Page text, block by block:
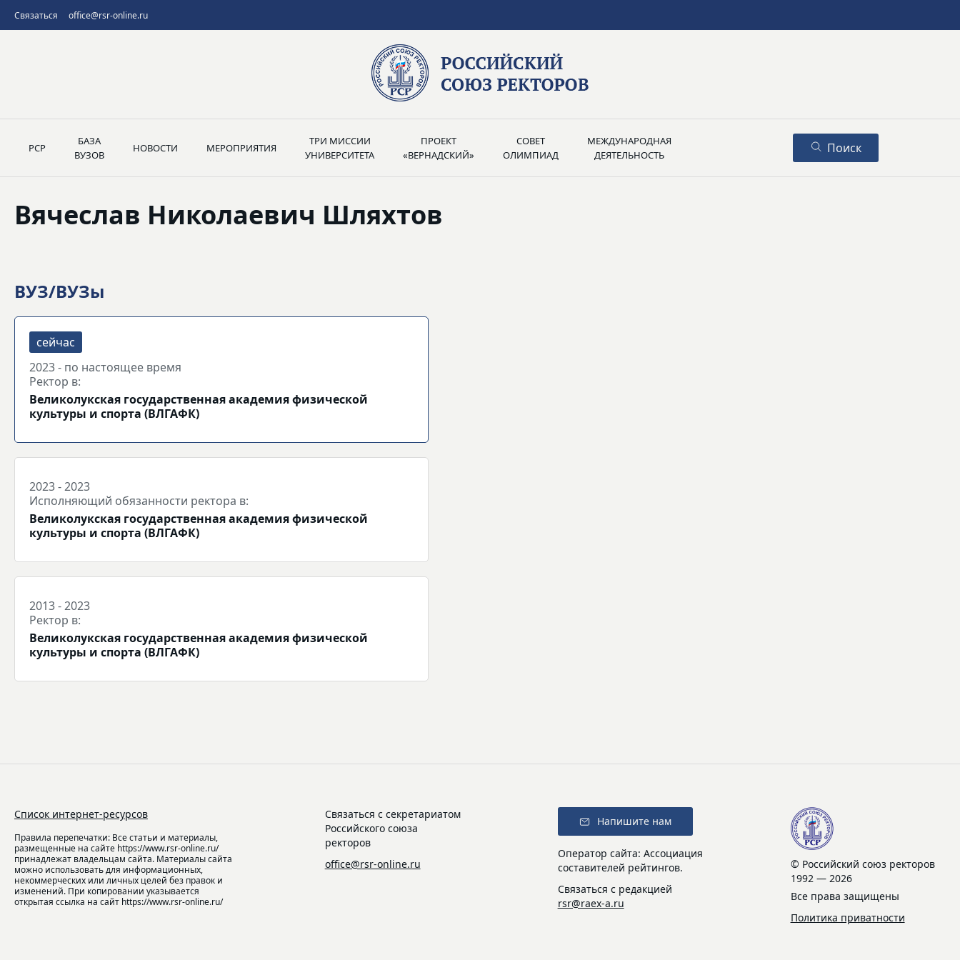
Связаться office@rsr-online.ru
РСР
БАЗА
ВУЗОВ
НОВОСТИ МЕРОПРИЯТИЯ
ТРИ МИССИИ
УНИВЕРСИТЕТА
ПРОЕКТ
«ВЕРНАДСКИЙ»
СОВЕТ
ОЛИМПИАД
МЕЖДУНАРОДНАЯ
ДЕЯТЕЛЬНОСТЬ
Поиск
Вячеслав Николаевич Шляхтов
ВУЗ/ВУЗы
2023 - по настоящее время
Ректор в:
Великолукская государственная академия физической
культуры и спорта (ВЛГАФК)
2023 - 2023
Исполняющий обязанности ректора в:
Великолукская государственная академия физической
культуры и спорта (ВЛГАФК)
2013 - 2023
Ректор в:
Великолукская государственная академия физической
культуры и спорта (ВЛГАФК)
Список интернет-ресурсов
Правила перепечатки: Все статьи и материалы,
размещенные на сайте https://www.rsr-online.ru/
принадлежат владельцам сайта. Материалы сайта
можно использовать для информационных,
некоммерческих или личных целей без правок и
изменений. При копировании указывается
открытая ссылка на сайт https://www.rsr-online.ru/
Связаться с секретариатом
Российского союза
ректоров
office@rsr-online.ru
Напишите нам
Оператор сайта: Ассоциация
составителей рейтингов.
Связаться с редакцией
rsr@raex-a.ru
© Российский союз ректоров
1992 — 2026
Все права защищены
Политика приватности